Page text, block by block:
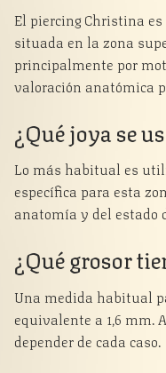
El piercing Christina
situada en la zona
principalmente por
valoración anatómica
¿Qué joya se
Lo más habitual es
específica para esta
anatomía y del estado
¿Qué grosor
Una medida habitual
equivalente a 1,6 mm.
depender de cada caso.